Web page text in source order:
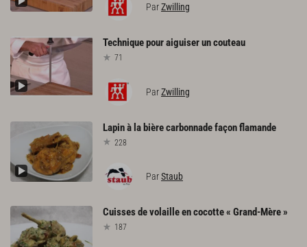
ParZwilling
Techniquepouraiguiseruncouteau
71
ParZwilling
Lapinà la bièrecarbonnadefaçonflamande
228
ParStaub
Cuissesdevolailleencocotte« Grand-Mère»
187